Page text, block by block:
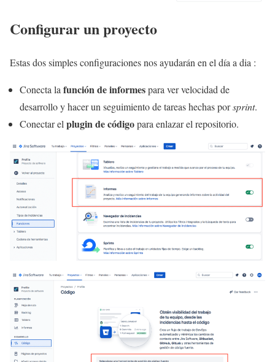
Configurar un proyecto
Estas dos simples configuraciones nos ayudarán en el día a dia :
Conecta la función de informespara ver velocidad de
desarrollo y hacer un seguimiento de tareas hechas porsprint.
Conectar el plugin de códigopara enlazar el repositorio.